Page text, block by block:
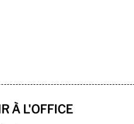
À L'OFFICE